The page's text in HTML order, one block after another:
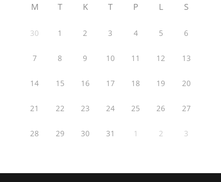
M T K T P L S
30 1 2 3 4 5 6
7 8 9 10 11 12 13
14 15 16 17 18 19 20
21 22 23 24 25 26 27
28 29 30 31 1 2 3